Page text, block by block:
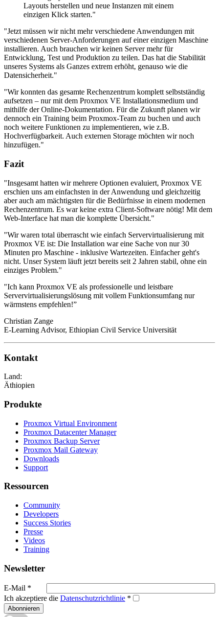
Layouts herstellen und neue Instanzen mit einem
einzigen Klick starten."
"Jetzt müssen wir nicht mehr verschiedene Anwendungen mit
verschiedenen Server-Anforderungen auf einer einzigen Maschine
installieren. Auch brauchen wir keinen Server mehr für
Entwicklung, Test und Produktion zu teilen. Das hat die Stabilität
unseres Systems als Ganzes extrem erhöht, genauso wie die
Datensicherheit."
"Wir konnten das gesamte Rechenzentrum komplett selbstständig
aufsetzen – nur mit dem Proxmox VE Installationsmedium und
mithilfe der Online-Dokumentation. Für die Zukunft planen wir
dennoch ein Training beim Proxmox-Team zu buchen und auch
noch weitere Funktionen zu implementieren, wie z.B.
Hochverfügbarkeit. Auch externen Storage möchten wir noch
hinzufügen."
Fazit
"Insgesamt hatten wir mehrere Optionen evaluiert, Proxmox VE
erschien uns am einfachsten in der Anwendung und gleichzeitig
aber auch am mächtigsten für die Bedürfnisse in einem modernen
Rechenzentrum. Es war keine extra Client-Software nötig! Mit dem
Web-Interface hat man die komplette Übersicht."
"Wir waren total überrascht wie einfach Servervirtualisierung mit
Proxmox VE ist: Die Installation war eine Sache von nur 30
Minuten pro Maschine - inklusive Wartezeiten. Einfacher geht's
nicht. Unser System läuft jetzt bereits seit 2 Jahren stabil, ohne ein
einziges Problem."
"Ich kann Proxmox VE als professionelle und leistbare
Servervirtualisierungslösung mit vollem Funktionsumfang nur
wärmstens empfehlen!”
Christian Zange
E-Learning Advisor, Ethiopian Civil Service Universität
Kontakt
Land:
Äthiopien
Produkte
Proxmox Virtual Environment
Proxmox Datacenter Manager
Proxmox Backup Server
Proxmox Mail Gateway
Downloads
Support
Ressourcen
Community
Developers
Success Stories
Presse
Videos
Training
Newsletter
E-Mail *
Ich akzeptiere die Datenschutzrichtlinie *
Abonnieren